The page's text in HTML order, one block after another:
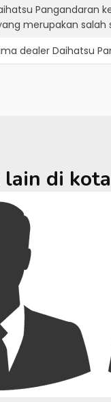
Pangandaran
merupakan
dealer Daihatsu
lain di kota